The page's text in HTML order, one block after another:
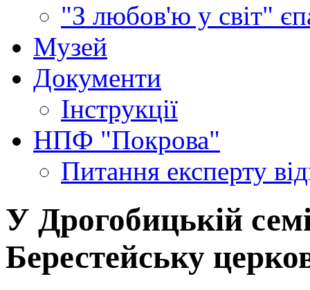
"З любов'ю у світ"
Музей
Документи
Інструкції
НПФ "Покрова"
Питання експерту
У Дрогобицькій
Берестейську